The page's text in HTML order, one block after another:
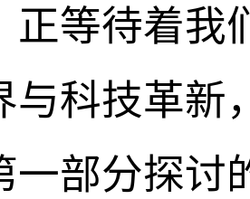
正等待着我
与科技革新
一部分探讨